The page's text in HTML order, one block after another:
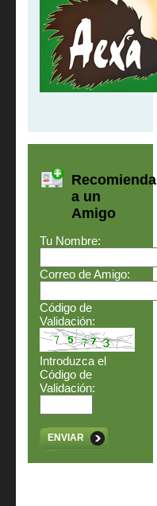
Recomienda
a un
Amigo
Tu Nombre:
Correo de Amigo:
Código de
Validación:
Introduzca el
Código de
Validación:
ENVIAR